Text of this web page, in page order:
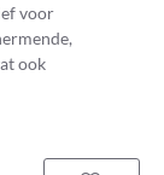
voor
ook